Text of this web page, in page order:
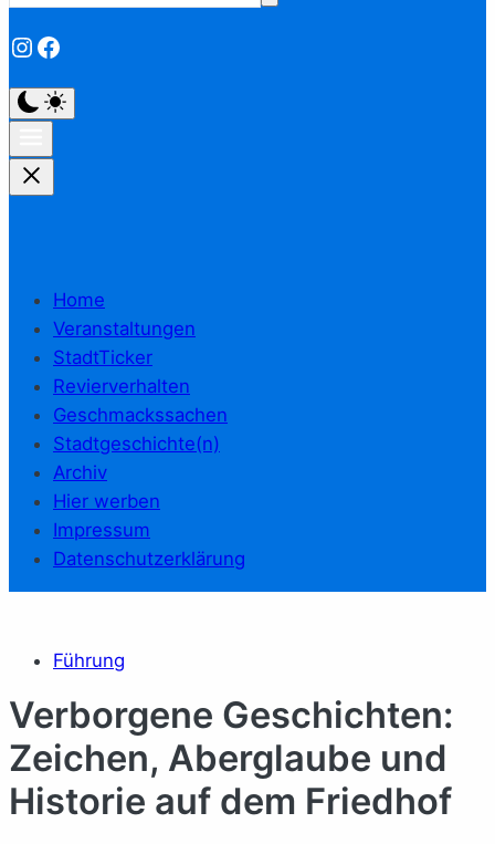
Instagram
Facebook
Home
Veranstaltungen
StadtTicker
Revierverhalten
Geschmackssachen
Stadtgeschichte(n)
Archiv
Hier werben
Impressum
Datenschutzerklärung
Führung
Verborgene Geschichten:
Zeichen, Aberglaube und
Historie auf dem Friedhof